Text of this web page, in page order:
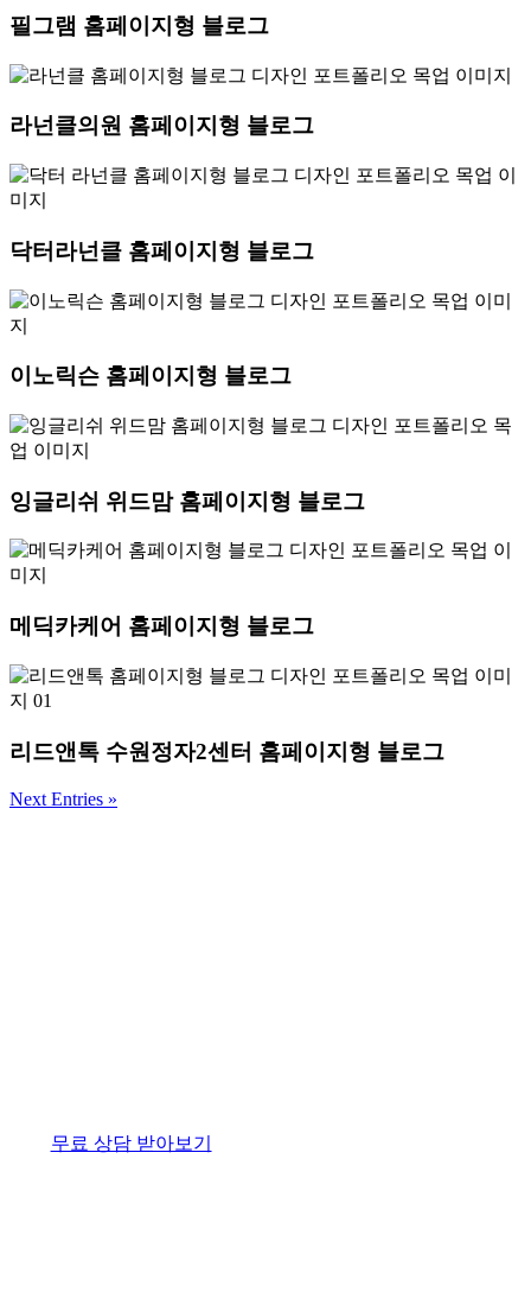
필그램 홈페이지형 블로그
라넌클의원 홈페이지형 블로그
닥터라넌클 홈페이지형 블로그
이노릭슨 홈페이지형 블로그
잉글리쉬 위드맘 홈페이지형 블로그
메딕카케어 홈페이지형 블로그
리드앤톡 수원정자2센터 홈페이지형 블로그
Next Entries »
무료 상담 받아보기